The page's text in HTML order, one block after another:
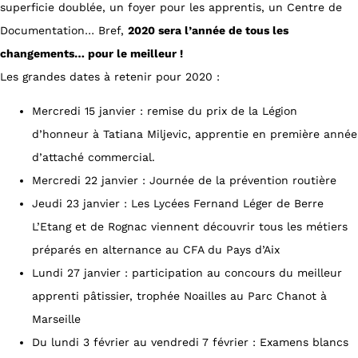
superficie doublée, un foyer pour les apprentis, un Centre de
Documentation… Bref, 2020 sera l’année de tous les
changements… pour le meilleur !
Les grandes dates à retenir pour 2020 :
Mercredi 15 janvier : remise du prix de la Légion
d’honneur à Tatiana Miljevic, apprentie en première année
d’attaché commercial.
Mercredi 22 janvier : Journée de la prévention routière
Jeudi 23 janvier : Les Lycées Fernand Léger de Berre
L’Etang et de Rognac viennent découvrir tous les métiers
préparés en alternance au CFA du Pays d’Aix
Lundi 27 janvier : participation au concours du meilleur
apprenti pâtissier, trophée Noailles au Parc Chanot à
Marseille
Du lundi 3 février au vendredi 7 février : Examens blancs